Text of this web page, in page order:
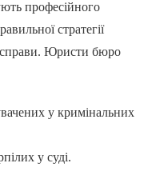
професійного
стратегії
справи. Юристи бюро
у кримінальних
у суді.